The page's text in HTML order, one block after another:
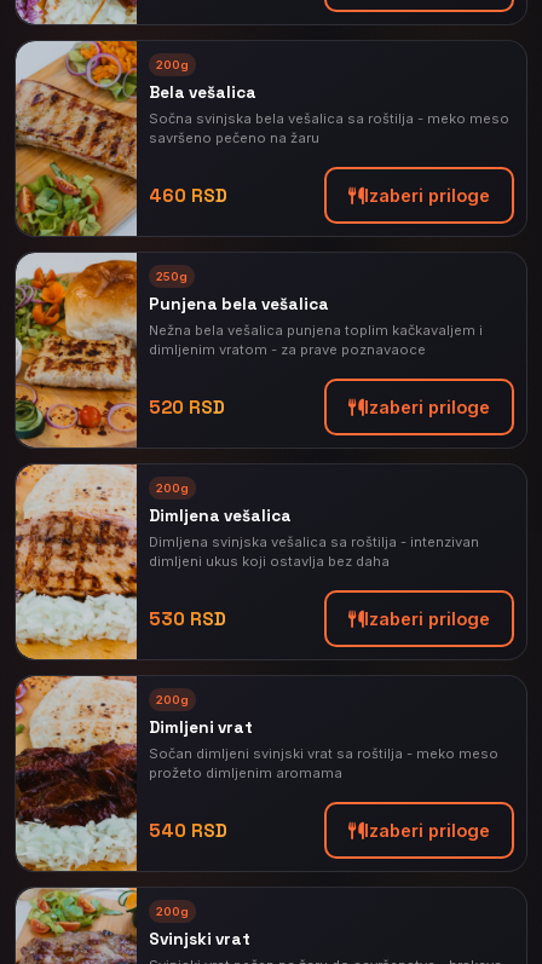
200g
Bela vešalica
Sočna svinjska bela vešalica sa roštilja - meko meso
savršeno pečeno na žaru
460 RSD Izaberi priloge
250g
Punjena bela vešalica
Nežna bela vešalica punjena toplim kačkavaljem i
dimljenim vratom - za prave poznavaoce
520 RSD Izaberi priloge
200g
Dimljena vešalica
Dimljena svinjska vešalica sa roštilja - intenzivan
dimljeni ukus koji ostavlja bez daha
530 RSD Izaberi priloge
200g
Dimljeni vrat
Sočan dimljeni svinjski vrat sa roštilja - meko meso
prožeto dimljenim aromama
540 RSD Izaberi priloge
200g
Svinjski vrat